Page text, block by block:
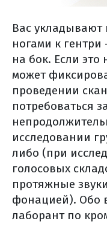
Вас укладывают
ногами к
на бок. Если
может
проведении
потребоваться
исследовании
либо (при
голосовых
протяжные
фонацией). Обо
лаборант по